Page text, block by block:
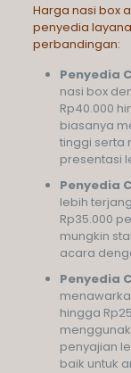
Harga nasi box
penyedia
perbandingan:
Penyedia
nasi box
Rp40.000
biasanya
tinggi serta
presentasi
Penyedia
lebih
Rp35.000
mungkin
acara
Penyedia
hingga
penyajian
baik untuk